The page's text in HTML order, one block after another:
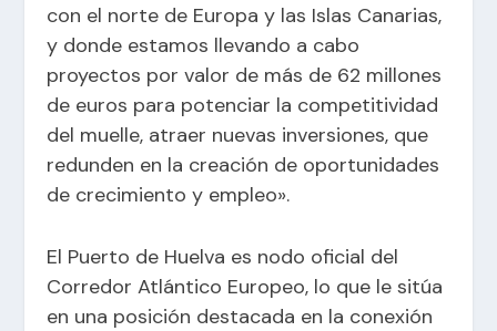
con el norte de Europa y las Islas Canarias,
y donde estamos llevando a cabo
proyectos por valor de más de 62 millones
de euros para potenciar la competitividad
del muelle, atraer nuevas inversiones, que
redunden en la creación de oportunidades
de crecimiento y empleo».
El Puerto de Huelva es nodo oficial del
Corredor Atlántico Europeo, lo que le sitúa
en una posición destacada en la conexión